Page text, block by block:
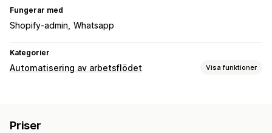
Fungerar med
Shopify-admin Whatsapp
Kategorier
Automatisering av arbetsflödet Visa funktioner
Priser